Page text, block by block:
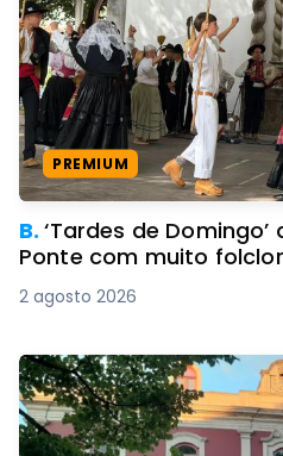
PREMIUM
B.‘Tardes de
Ponte com muito
2 agosto 2026